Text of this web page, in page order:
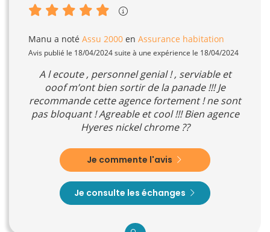
Manu a noté Assu 2000 en Assurance habitation
Avis publié le 18/04/2024 suite à une expérience le 18/04/2024
A l ecoute , personnel genial ! , serviable et
ooof m’ont bien sortir de la panade !!! Je
recommande cette agence fortement ! ne sont
pas bloquant ! Agreable et cool !!! Bien agence
Hyeres nickel chrome ??
Je commente l'avis
Je consulte les échanges